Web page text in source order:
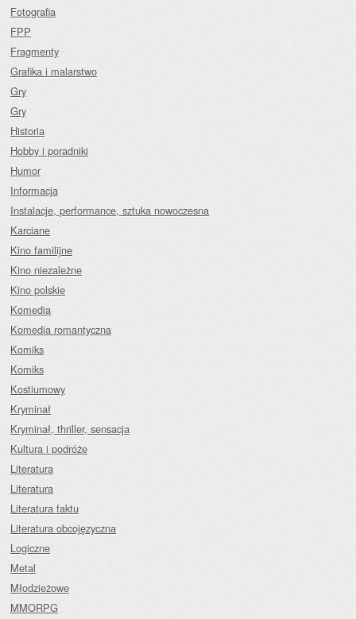
Fotografia
FPP
Fragmenty
Grafika i malarstwo
Gry
Gry
Historia
Hobby i poradniki
Humor
Informacja
Instalacje, performance, sztuka nowoczesna
Karciane
Kino familijne
Kino niezależne
Kino polskie
Komedia
Komedia romantyczna
Komiks
Komiks
Kostiumowy
Kryminał
Kryminał, thriller, sensacja
Kultura i podróże
Literatura
Literatura
Literatura faktu
Literatura obcojęzyczna
Logiczne
Metal
Młodzieżowe
MMORPG